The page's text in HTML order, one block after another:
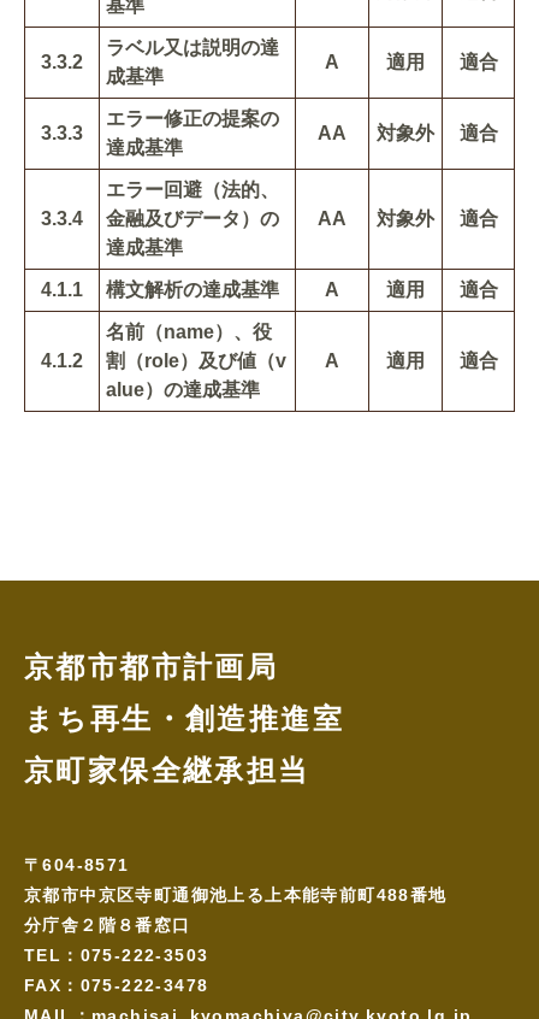
基準
3.3.2
ラベル又は説明の達
成基準
A 適用 適合
3.3.3
エラー修正の提案の
達成基準
AA 対象外 適合
3.3.4
エラー回避（法的、
金融及びデータ）の
達成基準
AA 対象外 適合
4.1.1 構文解析の達成基準 A 適用 適合
4.1.2
名前（name）、役
割（role）及び値（v
alue）の達成基準
A 適用 適合
京都市都市計画局
まち再生・創造推進室
京町家保全継承担当
〒604-8571
京都市中京区寺町通御池上る上本能寺前町488番地
分庁舎２階８番窓口
TEL：075-222-3503
FAX：075-222-3478